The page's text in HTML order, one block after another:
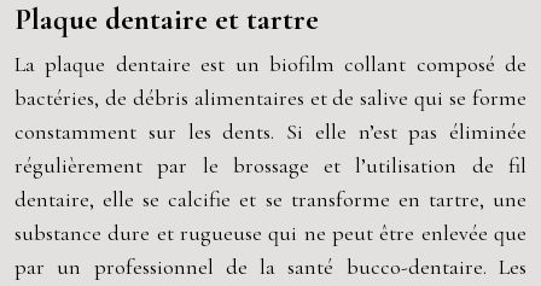
Plaque dentaire et tartre
La plaque dentaire est un biofilm collant composé de
bactéries, de débris alimentaires et de salive qui se forme
constamment sur les dents. Si elle n’est pas éliminée
régulièrement par le brossage et l’utilisation de fil
dentaire, elle se calcifie et se transforme en tartre, une
substance dure et rugueuse qui ne peut être enlevée que
par un professionnel de la santé bucco-dentaire. Les